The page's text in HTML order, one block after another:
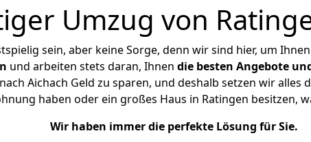
Umzug von
sein, aber keine Sorge, denn wir sind hier, um
und arbeiten stets daran, Ihnen die besten Angebote
Aichach Geld zu sparen, und deshalb setzen wir alles
haben oder ein großes Haus in Ratingen besitzen,
Wir haben immer die perfekte Lösung für Sie.